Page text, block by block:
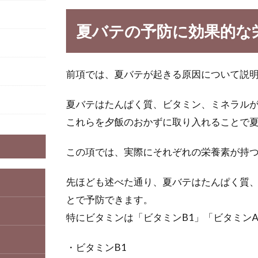
夏バテの予防に効果的な
前項では、夏バテが起きる原因について説明
夏バテはたんぱく質、ビタミン、ミネラル
これらを夕飯のおかずに取り入れることで
この項では、実際にそれぞれの栄養素が持
先ほども述べた通り、夏バテはたんぱく質
とで予防できます。
特にビタミンは「ビタミンB1」「ビタミン
・ビタミンB1